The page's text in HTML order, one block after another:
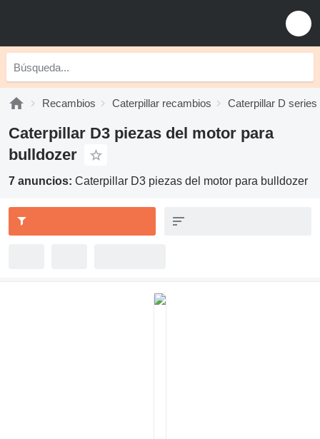
Recambios Caterpillar recambios Caterpillar D
Caterpillar D3 piezas del motor para
bulldozer
7 anuncios: Caterpillar D3 piezas del motor para bulldozer